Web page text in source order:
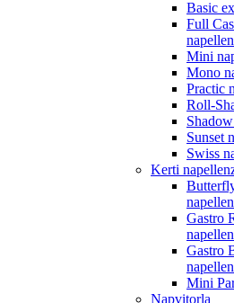
Basic
Full
Mini
Mono
Practic
Roll-
Sunset
Swiss
Kerti
Gastro
Gastro
Mini
Napvitorla